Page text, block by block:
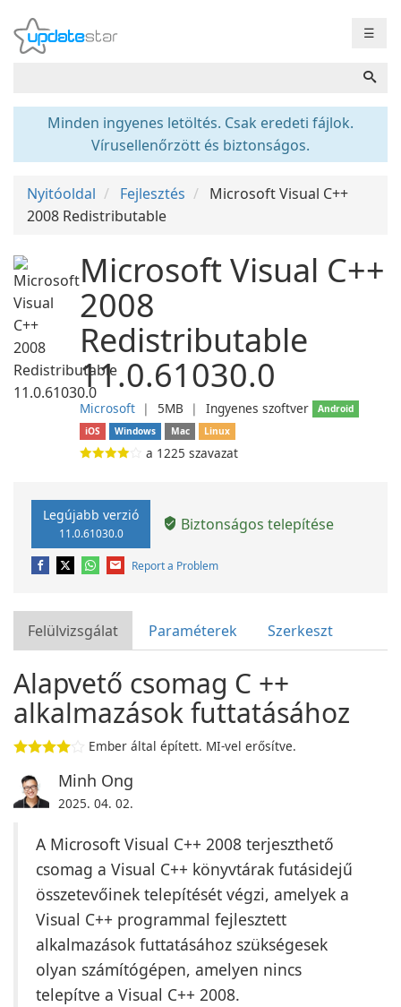
☰
Minden ingyenes letöltés. Csak eredeti fájlok.
Vírusellenőrzött és biztonságos.
Nyitóoldal Fejlesztés
Microsoft Visual C++
2008 Redistributable
Microsoft Visual C++
2008
Redistributable
11.0.61030.0
Microsoft ❘ 5MB ❘ Ingyenes szoftver
Android
iOS
Windows Mac Linux
a 1225 szavazat
Legújabb verzió
11.0.61030.0 Biztonságos telepítése
Report a Problem
Felülvizsgálat Paraméterek Szerkeszt
Alapvető csomag C ++
alkalmazások futtatásához
Ember által épített. MI-vel erősítve.
Minh Ong
2025. 04. 02.
A Microsoft Visual C++ 2008 terjeszthető
csomag a Visual C++ könyvtárak futásidejű
összetevőinek telepítését végzi, amelyek a
Visual C++ programmal fejlesztett
alkalmazások futtatásához szükségesek
olyan számítógépen, amelyen nincs
telepítve a Visual C++ 2008.